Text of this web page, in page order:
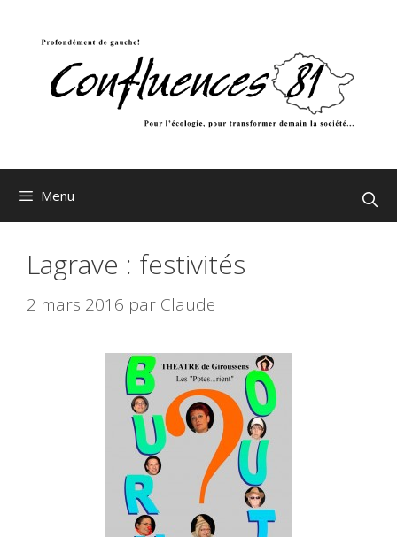
Menu
Lagrave : festivités
2 mars 2016 par Claude